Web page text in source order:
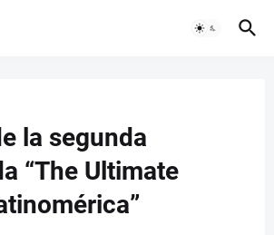
la segunda
“The Ultimate